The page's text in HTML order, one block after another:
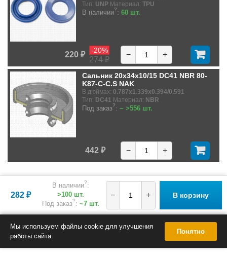
282 ₽
В наличии?:
>100 шт.
Под заказ?: ~7 шт.
− + В корзину
Тип: UNP Материал: TPU
В наличии?: 60 шт.
220 ₽
274 ₽
-20% − +
Сальник 20x34x10/15 DC41 NBR 80-
K87-C-C.S NAK
В дюймах: 0.787x1.339x0.394/0.591
Тип: DC41 Материал: NBR
Под заказ?: ~ >556 шт.
442 ₽ − +
Мы используем файлы cookie для улучшения
работы сайта.
Понятно